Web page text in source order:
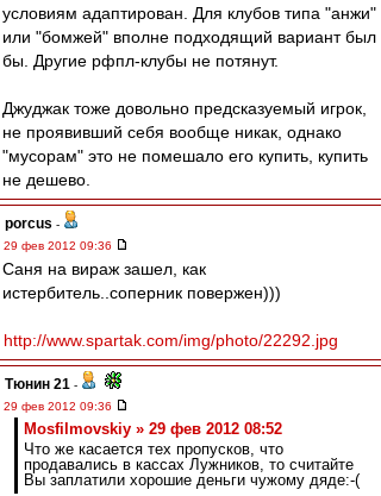
условиям адаптирован. Для клубов типа "анжи"
или "бомжей" вполне подходящий вариант был
бы. Другие рфпл-клубы не потянут.
Джуджак тоже довольно предсказуемый игрок,
не проявивший себя вообще никак, однако
"мусорам" это не помешало его купить, купить
не дешево.
porcus -
29 фев 2012 09:36
Саня на вираж зашел, как
истербитель..соперник повержен)))
http://www.spartak.com/img/photo/22292.jpg
Тюнин 21 -
29 фев 2012 09:36
Mosfilmovskiy » 29 фев 2012 08:52
Что же касается тех пропусков, что
продавались в кассах Лужников, то считайте
Вы заплатили хорошие деньги чужому дяде:-(